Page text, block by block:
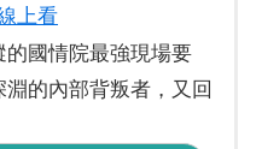
上看
的國情院最強現場要
的內部背叛者，又回